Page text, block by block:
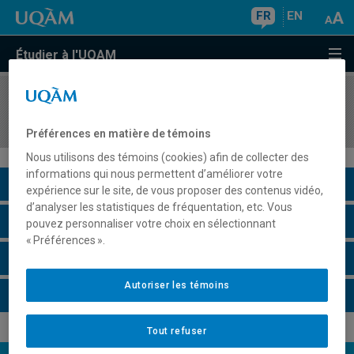
FR EN
Étudier à l'UQAM
COURS//
Description du cours
Horaire - Été 2026
Préférences en matière de témoins
Nous utilisons des témoins (cookies) afin de collecter des
informations qui nous permettent d’améliorer votre
expérience sur le site, de vous proposer des contenus vidéo,
d’analyser les statistiques de fréquentation, etc. Vous
pouvez personnaliser votre choix en sélectionnant
« Préférences ».
Tout refuser
Autoriser les témoins